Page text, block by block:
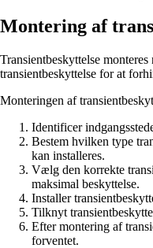
Montering af
Transientbeskyttelse
transientbeskyttelse for at
Monteringen af
Identificer
Bestem hvilken type
kan installeres.
Vælg den korrekte
maksimal beskyttelse.
Installer
Tilknyt
Efter montering af
forventet.